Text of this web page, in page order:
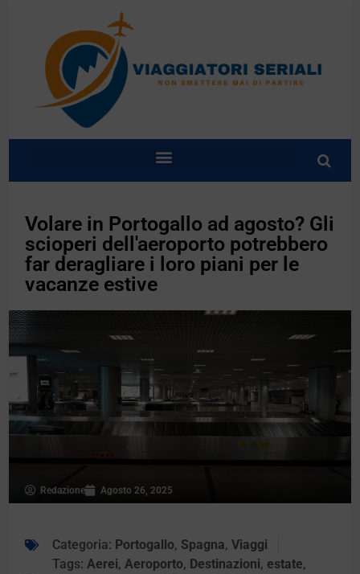
Volare in Portogallo ad agosto? Gli
scioperi dell'aeroporto potrebbero
far deragliare i loro piani per le
vacanze estive
Redazione Agosto 26, 2025
Categoria: Portogallo, Spagna,Viaggi
Tags: Aerei, Aeroporto, Destinazioni, estate,